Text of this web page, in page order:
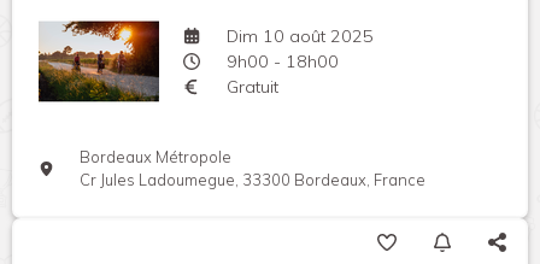
Dim 10 août 2025
9h00 - 18h00
Gratuit
Bordeaux Métropole
Cr Jules Ladoumegue, 33300 Bordeaux, France